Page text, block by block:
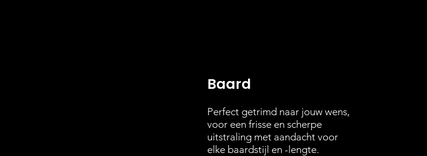
Baard
Perfect getrimd naar jouw wens,
voor een frisse en scherpe
uitstraling met aandacht voor
elke baardstijl en -lengte.